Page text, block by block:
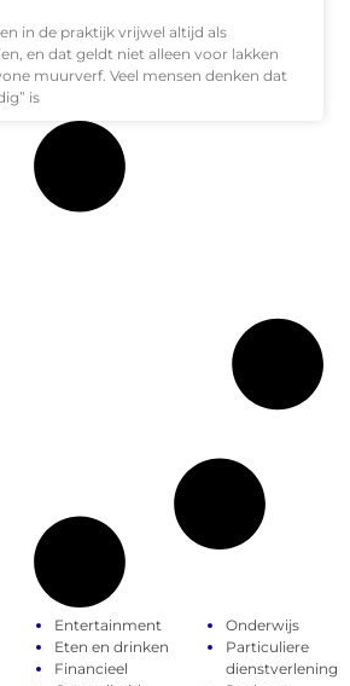
in de praktijk vrijwel altijd als
en dat geldt niet alleen voor lakken
muurverf. Veel mensen denken dat
is
Entertainment
Eten en drinken
Financieel
Onderwijs
Particuliere
dienstverlening